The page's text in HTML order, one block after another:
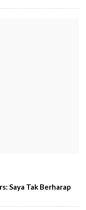
Saya Tak Berharap